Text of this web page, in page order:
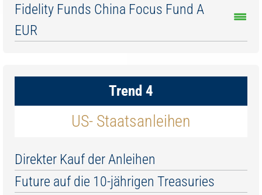
Fidelity Funds China Focus Fund A
EUR
Trend 4
US- Staatsanleihen
Direkter Kauf der Anleihen
Future auf die 10-jährigen Treasuries